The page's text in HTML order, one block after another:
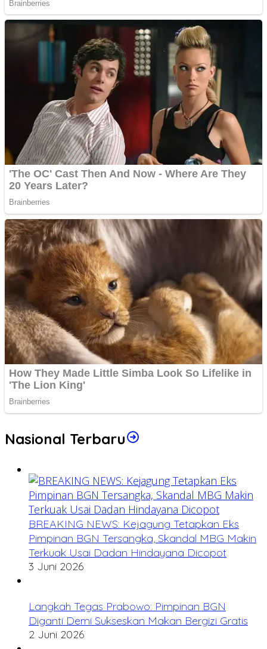
Nasional Terbaru
BREAKING NEWS: Kejagung Tetapkan Eks
Pimpinan BGN Tersangka, Skandal MBG Makin
Terkuak Usai Dadan Hindayana Dicopot
3 Juni 2026
Langkah Tegas Prabowo: Pimpinan BGN
Diganti Demi Sukseskan Makan Bergizi Gratis
2 Juni 2026